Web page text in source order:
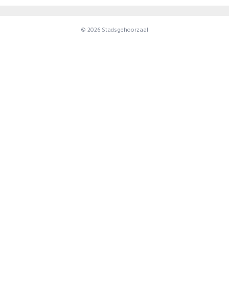
© 2026 Stadsgehoorzaal